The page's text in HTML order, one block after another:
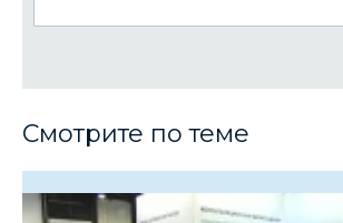
Смотрите по теме